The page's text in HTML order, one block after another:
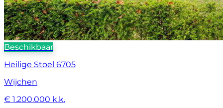
Beschikbaar
Heilige Stoel 6705
Wijchen
€ 1.200.000 k.k.